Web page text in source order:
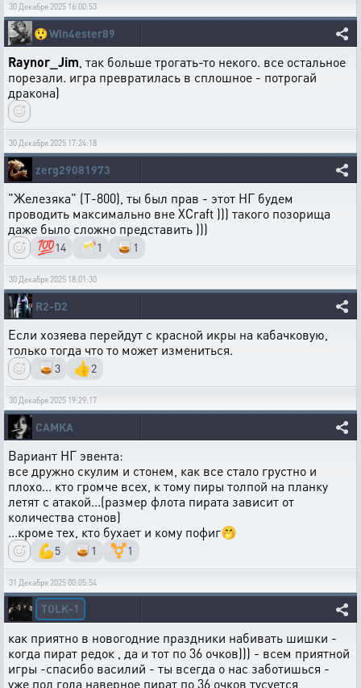
30 Декабря 2025 16:00:53
😲Win4ester89
Raynor_Jim , так больше трогать-то некого. все остальное
порезали. игра превратилась в сплошное - потрогай
дракона)
30 Декабря 2025 17:24:18
zerg29081973
"Железяка" (T-800), ты был прав - этот НГ будем
проводить максимально вне XCraft ))) такого позорища
даже было сложно представить )))
💯14 🥂1 🥃 1
30 Декабря 2025 18:01:30
R2-D2
Если хозяева перейдут с красной икры на кабачковую,
только тогда что то может измениться.
🥃3 👍2
30 Декабря 2025 19:29:17
CAMKA
Вариант НГ эвента:
все дружно скулим и стонем, как все стало грустно и
плохо... кто громче всех, к тому пиры толпой на планку
летят с атакой...(размер флота пирата зависит от
количества стонов)
...кроме тех, кто бухает и кому пофиг🤭
💪5 🥃 1 ⚧️1
31 Декабря 2025 00:05:54
TOLK-1
как приятно в новогодние праздники набивать шишки -
когда пират редок , да и тот по 36 очков))) - всем приятной
игры -спасибо василий - ты всегда о нас заботишься -
уже пол года наверное пират по 36 очков тусуется